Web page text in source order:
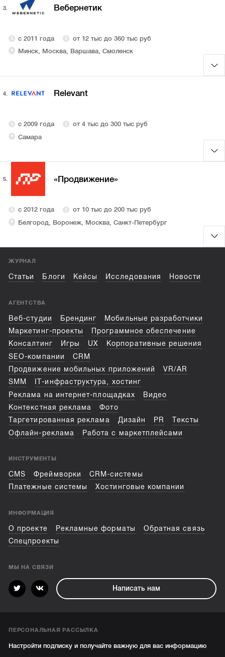
3. Вебернетик
с 2011 года
от 12 тыс до 360 тыс руб
Минск, Москва, Варшава, Смоленск
4. Relevant
с 2009 года
от 4 тыс до 300 тыс руб
Самара
5. «Продвижение»
с 2012 года
от 10 тыс до 200 тыс руб
Белгород, Воронеж, Москва, Санкт-Петербург
ЖУРНАЛ
Статьи Блоги Кейсы Исследования Новости
АГЕНТСТВА
Веб-студии Брендинг
Мобильные разработчики
Маркетинг-проекты
Программное обеспечение
Консалтинг
Игры UX
Корпоративные решения
SEO-компании
CRM
Продвижение мобильных приложений
VR/AR
SMM
IT-инфраструктура, хостинг
Реклама на интернет-площадках
Видео
Контекстная реклама
Фото
Таргетированная реклама
Дизайн PR
Тексты
Офлайн-реклама
Работа с маркетплейсами
ИНСТРУМЕНТЫ
CMS Фреймворки
CRM-системы
Платежные системы
Хостинговые компании
ИНФОРМАЦИЯ
О проекте Рекламные форматы
Обратная связь
Спецпроекты
МЫ НА СВЯЗИ
Написать нам
ПЕРСОНАЛЬНАЯ РАССЫЛКА
Настройти подписку и получайте важную для вас информацию